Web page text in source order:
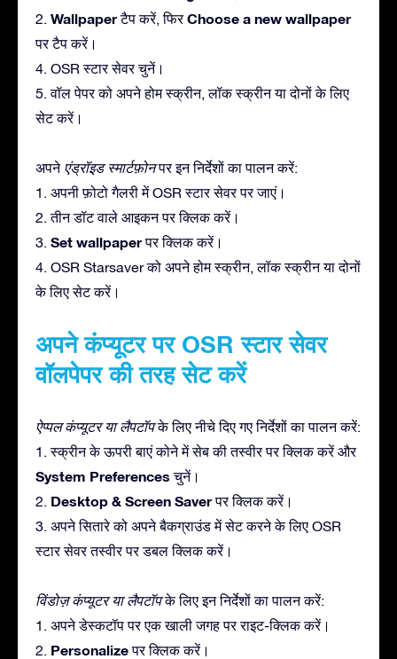
2. Wallpaperटैप करें, फिरChoose a new wallpaper
पर टैप करें।
4. OSR स्टार सेवर चुनें।
5. वॉल पेपर को अपने होम स्क्रीन, लॉक स्क्रीन या दोनों के लिए
सेट करें।
अपने एंड्रॉइड स्मार्टफ़ोनपर इन निर्देशों का पालन करें:
1. अपनी फ़ोटो गैलरी में OSR स्टार सेवर पर जाएं।
2. तीन डॉट वाले आइकन पर क्लिक करें।
3. Set wallpaperपर क्लिक करें।
4. OSR Starsaver को अपने होम स्क्रीन, लॉक स्क्रीन या दोनों
के लिए सेट करें।
अपने कंप्यूटर पर OSR स्टार सेवर
वॉलपेपर की तरह सेट करें
ऐप्पल कंप्यूटर या लैपटॉपके लिए नीचे दिए गए निर्देशों का पालन करें:
1. स्क्रीन के ऊपरी बाएं कोने में सेब की तस्वीर पर क्लिक करें और
System Preferences चुनें।
2. Desktop & Screen Saverपर क्लिक करें।
3. अपने सितारे को अपने बैकग्राउंड में सेट करने के लिए OSR
स्टार सेवर तस्वीर पर डबल क्लिक करें।
विंडोज़ कंप्यूटर या लैपटॉपके लिए इन निर्देशों का पालन करें:
1. अपने डेस्कटॉप पर एक खाली जगह पर राइट-क्लिक करें।
2. Personalizeपर क्लिक करें।